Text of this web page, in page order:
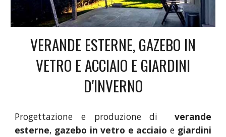
VERANDE ESTERNE, GAZEBO IN
VETRO E ACCIAIO E GIARDINI
D'INVERNO
Progettazione e produzione di verande
esterne, gazebo in vetro e acciaio e giardini